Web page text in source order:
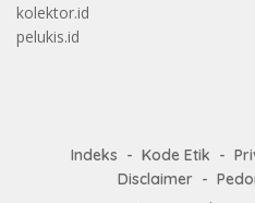
kolektor.id
pelukis.id
Indeks Kode Etik
Disclaimer